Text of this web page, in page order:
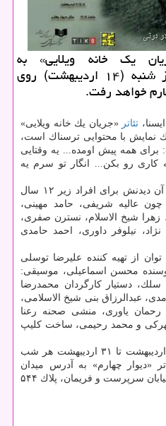
یك خانه ویلایی» به
كارگردانی احمد حامدی از شنبه (۱۴ اردیبهشت) روی
خواهد رفت.
تئاتر «جریان یك خانه ویلایی»
نمایش با محتوایی ترسناك است،
همه پیش اومده... یه وقتایی
كاری رو بكن... انگار تو سرم یه
در این نمایش كه بگفته عوامل آن دیدنش برای افراد زیر ۱۲ سال
عالیه شریفی، حامد مهینی،
زهرا شیخ الاسلام، نسترن صفری،
نیلوفر داوری، احمد حامدی
از تهیه كننده علیرضا توسلی
محسن اسماعیلی، موسیقی:
دستیار كارگردان محمدرضا
عبدالرزاق بنی شیخ الاسلامی،
یاوری، منشی صحنه رعنا
و محمد رحیمی، ساخت كلیپ
«جریان یك خانه ویلایی» از ۱۴ اردیبهشت تا ۳۱ اردیبهشت هر شب
تئاتر «دیوار چهارم» به آدرس میدان
فلسطین، خیابان طالقانی، بین خیابان سرپرست و فریمان، پلاك ۵۴۴